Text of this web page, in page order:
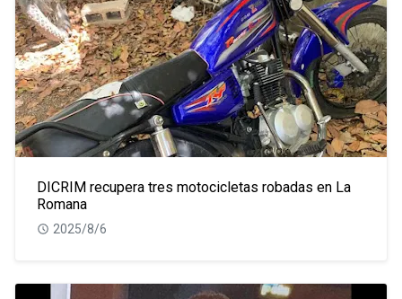
DICRIM recupera tres motocicletas robadas en La
Romana
2025/8/6